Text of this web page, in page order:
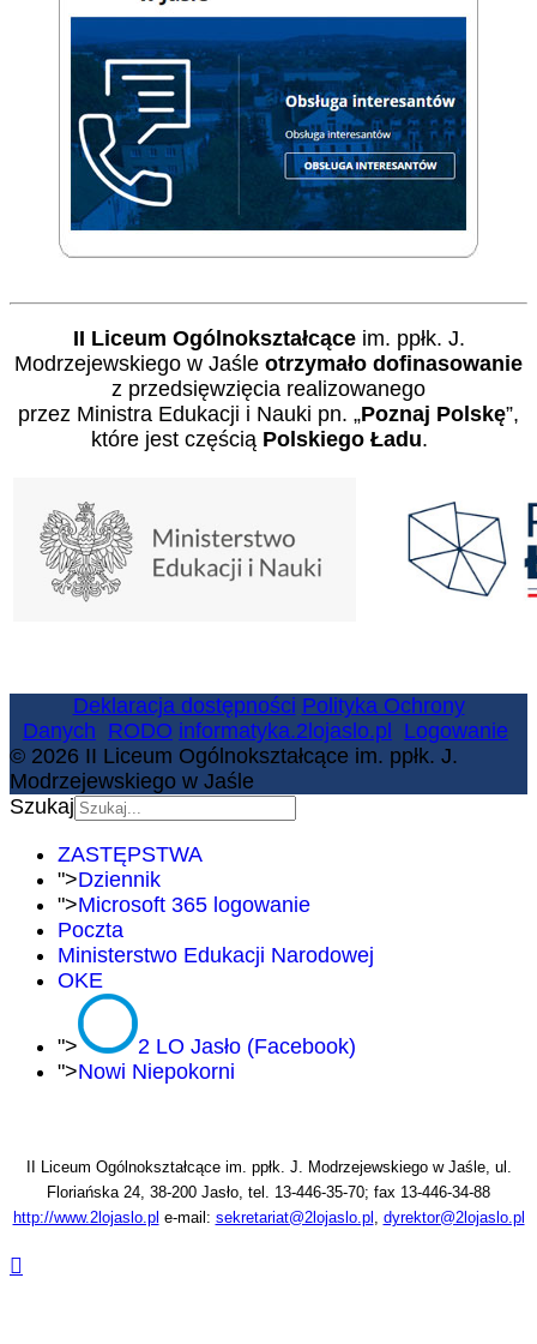
II Liceum Ogólnokształcąceim. ppłk. J.
Modrzejewskiego w Jaśle otrzymało dofinasowanie
z przedsięwzięcia realizowanego
przez Ministra Edukacji i Nauki pn. „Poznaj Polskę”,
które jest częścią Polskiego Ładu.
Deklaracja dostępności Polityka Ochrony
Danych RODO informatyka.2lojaslo.pl
Logowanie
© 2026 II Liceum Ogólnokształcące im. ppłk. J.
Modrzejewskiego w Jaśle
Szukaj
ZASTĘPSTWA
">Dziennik
">Microsoft 365 logowanie
Poczta
Ministerstwo Edukacji Narodowej
OKE
">
2 LO Jasło (Facebook)
">Nowi Niepokorni
II Liceum Ogólnokształcące im. ppłk. J. Modrzejewskiego w Jaśle, ul.
Floriańska 24, 38-200 Jasło, tel. 13-446-35-70; fax 13-446-34-88
http://www.2lojaslo.pl e-mail: sekretariat@2lojaslo.pl , dyrektor@2lojaslo.pl